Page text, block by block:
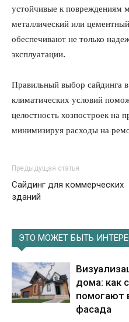
устойчивые к повреждениям
металлический или
обеспечивают не только
эксплуатации.
Правильный выбор сайдинга
климатических условий
целостность хозпостроек на
минимизируя расходы на
Предыдущая статья
Сайдинг для коммерческих
зданий
ЭТО МОЖЕТ БЫТЬ
дома: как
помогают
фасада